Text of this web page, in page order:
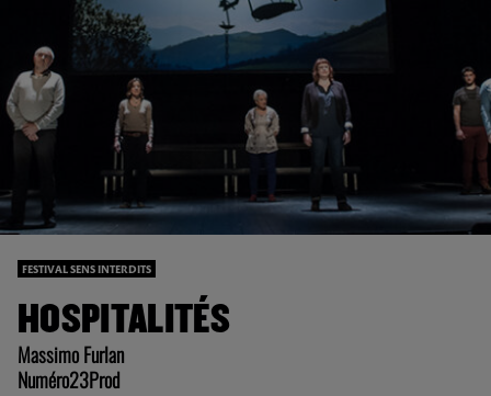
FESTIVAL SENS INTERDITS
HOSPITALITÉS
Massimo Furlan
Numéro23Prod